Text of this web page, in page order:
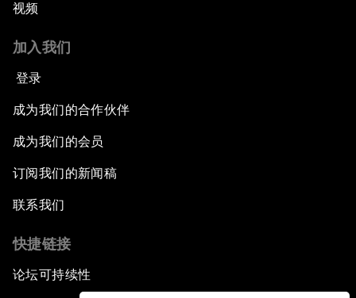
视频
加入我们
登录
成为我们的合作伙伴
成为我们的会员
订阅我们的新闻稿
联系我们
快捷链接
论坛可持续性